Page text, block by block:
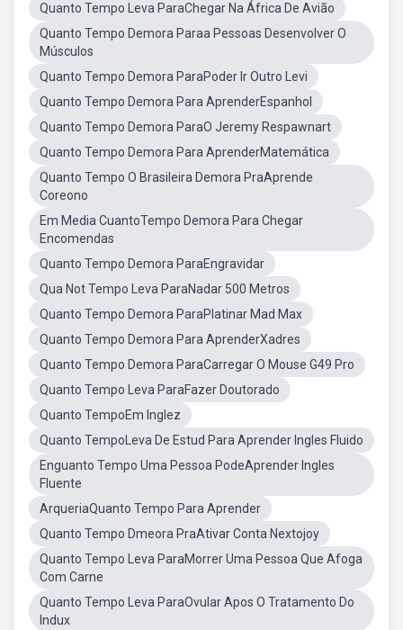
Quanto Tempo Leva ParaChegar Na África De Avião
Quanto Tempo Demora Paraa Pessoas Desenvolver O
Músculos
Quanto Tempo Demora ParaPoder Ir Outro Levi
Quanto Tempo Demora Para AprenderEspanhol
Quanto Tempo Demora ParaO Jeremy Respawnart
Quanto Tempo Demora Para AprenderMatemática
Quanto Tempo O Brasileira Demora PraAprende
Coreono
Em Media CuantoTempo Demora Para Chegar
Encomendas
Quanto Tempo Demora ParaEngravidar
Qua Not Tempo Leva ParaNadar 500 Metros
Quanto Tempo Demora ParaPlatinar Mad Max
Quanto Tempo Demora Para AprenderXadres
Quanto Tempo Demora ParaCarregar O Mouse G49 Pro
Quanto Tempo Leva ParaFazer Doutorado
Quanto TempoEm Inglez
Quanto TempoLeva De Estud Para Aprender Ingles Fluido
Enguanto Tempo Uma Pessoa PodeAprender Ingles
Fluente
ArqueriaQuanto Tempo Para Aprender
Quanto Tempo Dmeora PraAtivar Conta Nextojoy
Quanto Tempo Leva ParaMorrer Uma Pessoa Que Afoga
Com Carne
Quanto Tempo Leva ParaOvular Apos O Tratamento Do
Indux